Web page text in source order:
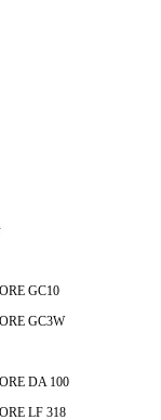
GC10
GC3W
DA 100
LF 318